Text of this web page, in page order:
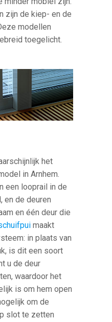
zijn de kiep- en de
modellen
toegelicht.
het
in Arnhem.
een looprail in de
en de deuren
en één deur die
maakt
in plaats van
is dit een soort
u de deur
waardoor het
is om hem open
om de
slot te zetten